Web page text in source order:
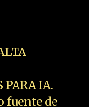
IA.
fuente de